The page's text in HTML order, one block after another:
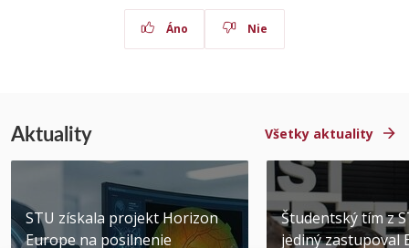
Áno Nie
Aktuality Všetky aktuality
STU získala projekt Horizon
Europe na posilnenie
Študentský tím z
jediný zastupoval